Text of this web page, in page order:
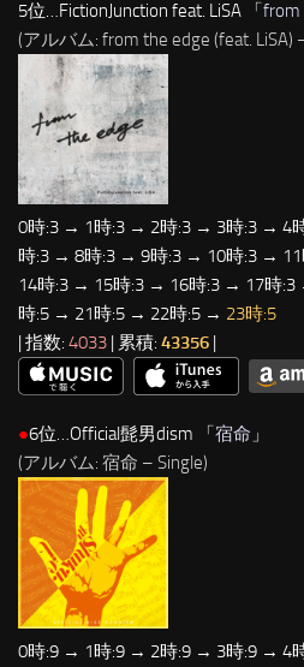
5位…FictionJunction feat. LiSA 「from
(アルバム: from the edge (feat. LiSA)
0時:3 → 1時:3 → 2時:3 → 3時:3 → 4
時:3 → 8時:3 → 9時:3 → 10時:3 →
14時:3 → 15時:3 → 16時:3 → 17時
時:5 → 21時:5 → 22時:5 → 23時:5
| 指数: 4033 | 累積: 43356 |
●6位…Official髭男dism 「宿命 」
(アルバム: 宿命 – Single)
0時:9 → 1時:9 → 2時:9 → 3時:9 → 4